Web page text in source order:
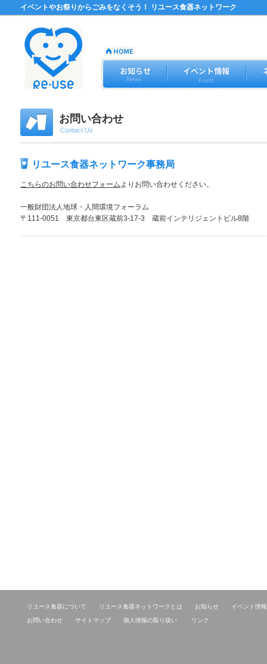
イベントやお祭りからごみをなくそう！ リユース食器ネットワーク
お問い合わせ
Contact Us
リユース食器ネットワーク事務局
こちらのお問い合わせフォームよりお問い合わせください。
一般財団法人地球・人間環境フォーラム
〒111-0051 東京都台東区蔵前3-17-3 蔵前インテリジェントビル8階
リユース食器について リユース食器ネットワークとは お知らせ イベント情報
お問い合わせ サイトマップ 個人情報の取り扱い リンク